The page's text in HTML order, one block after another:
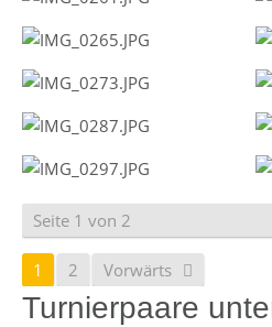
Seite 1 von 2
1 2 Vorwärts
Turnierpaare